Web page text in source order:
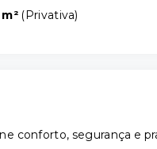
(Privativa)
conforto, segurança e